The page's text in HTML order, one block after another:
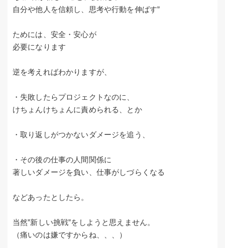
自分や他人を信頼し、思考や行動を伸ばす”
ためには、安全・安心が
必要になります
逆を考えればわかりますが、
・失敗したらプロジェクトなのに、
けちょんけちょんに責められる、とか
・取り返しがつかないダメージを追う、
・その後の仕事の人間関係に
著しいダメージを負い、仕事がしづらくなる
などあったとしたら。
当然”新しい挑戦”をしようと思えません。
（痛いのは嫌ですからね、、、）